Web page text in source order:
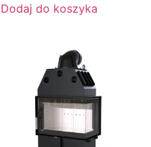
Dodaj do koszyka